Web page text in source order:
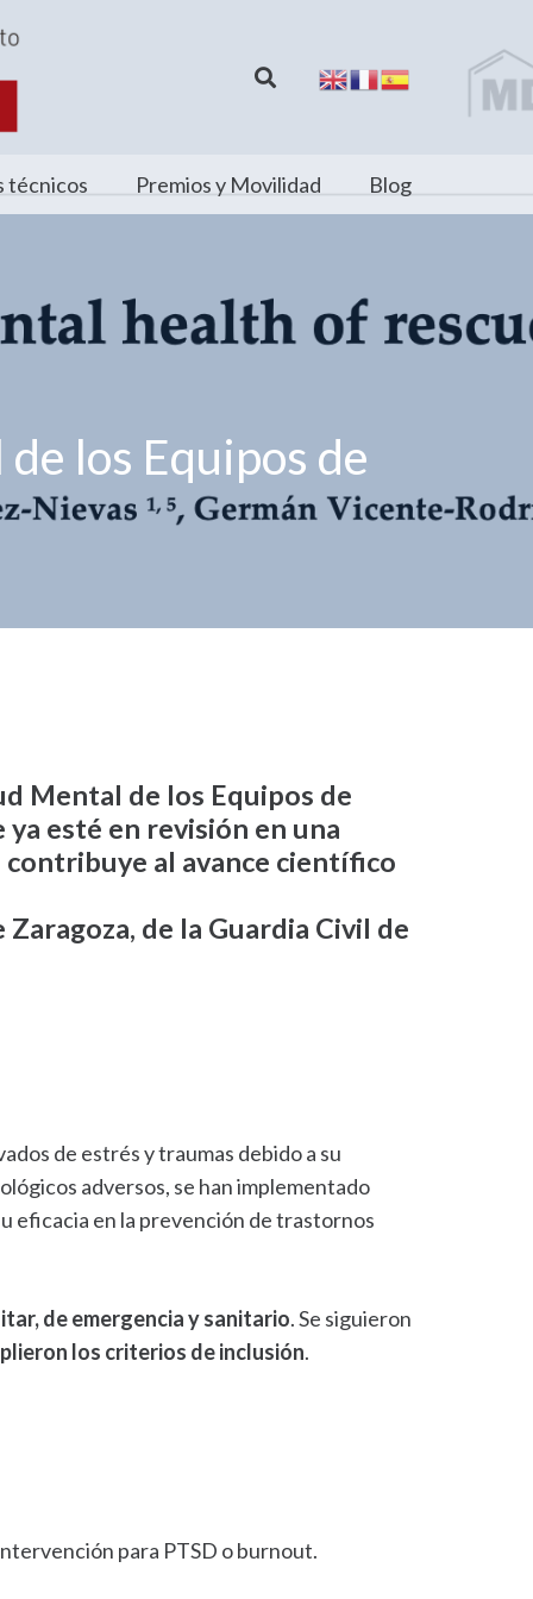
técnicos Premios y Movilidad Blog
los Equipos de
Mental de los Equipos de
esté en revisión en una
al avance científico
de la Guardia Civil de
de estrés y traumas debido a su
adversos, se han implementado
eficacia en la prevención de trastornos
de emergencia y sanitario. Se siguieron
los criterios de inclusión.
para PTSD o burnout.